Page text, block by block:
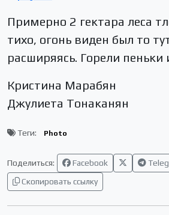
Примерно 2 гектара леса
тихо, огонь виден был то
расширяясь. Горели
Кристина Марабян
Джулиета Тонаканян
Теги: Photo
Поделиться: Facebook
Скопировать ссылку